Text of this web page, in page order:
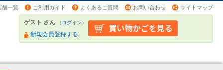
舗一覧 ご利用ガイド よくあるご質問 お問い合わせ サイトマップ
ゲスト さん （ログイン）
新規会員登録する